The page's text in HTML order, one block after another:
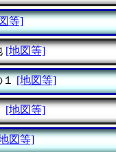
等]
[地図等]
１ [地図等]
[地図等]
図等]